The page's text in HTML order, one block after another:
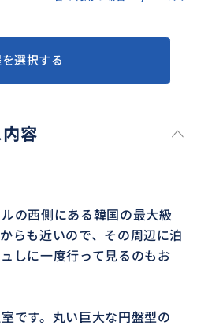
選択する
容
の西側にある韓国の最大級
らも近いので、その周辺に泊
しに一度行って見るのもお
です。丸い巨大な円盤型の